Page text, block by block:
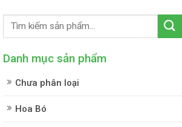
Danh mục sản phẩm
Chưa phân loại
Hoa Bó